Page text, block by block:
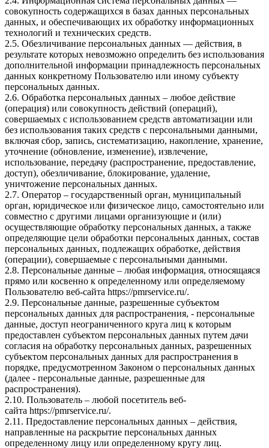
совокупность содержащихся в базах данных персональных
данных, и обеспечивающих их обработку информационных
технологий и технических средств.
2.5. Обезличивание персональных данных — действия, в
результате которых невозможно определить без использования
дополнительной информации принадлежность персональных
данных конкретному Пользователю или иному субъекту
персональных данных.
2.6. Обработка персональных данных – любое действие
(операция) или совокупность действий (операций),
совершаемых с использованием средств автоматизации или
без использования таких средств с персональными данными,
включая сбор, запись, систематизацию, накопление, хранение,
уточнение (обновление, изменение), извлечение,
использование, передачу (распространение, предоставление,
доступ), обезличивание, блокирование, удаление,
уничтожение персональных данных.
2.7. Оператор – государственный орган, муниципальный
орган, юридическое или физическое лицо, самостоятельно или
совместно с другими лицами организующие и (или)
осуществляющие обработку персональных данных, а также
определяющие цели обработки персональных данных, состав
персональных данных, подлежащих обработке, действия
(операции), совершаемые с персональными данными.
2.8. Персональные данные – любая информация, относящаяся
прямо или косвенно к определенному или определяемому
Пользователю веб-сайта https://pmrservice.ru/.
2.9. Персональные данные, разрешенные субъектом
персональных данных для распространения, - персональные
данные, доступ неограниченного круга лиц к которым
предоставлен субъектом персональных данных путем дачи
согласия на обработку персональных данных, разрешенных
субъектом персональных данных для распространения в
порядке, предусмотренном Законом о персональных данных
(далее - персональные данные, разрешенные для
распространения).
2.10. Пользователь – любой посетитель веб-
сайта https://pmrservice.ru/.
2.11. Предоставление персональных данных – действия,
направленные на раскрытие персональных данных
определенному лицу или определенному кругу лиц.